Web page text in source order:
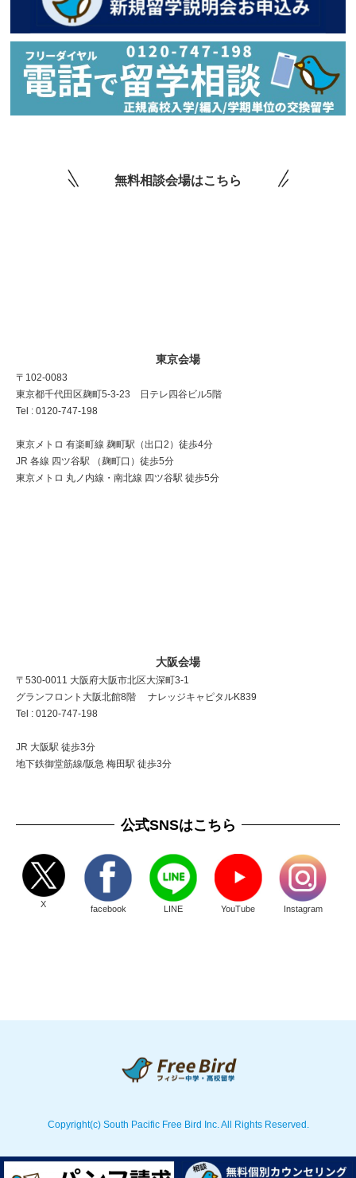
無料相談会場はこちら
東京会場
〒102-0083
東京都千代田区麹町5-3-23 日テレ四谷ビル5階
Tel : 0120-747-198
東京メトロ 有楽町線 麹町駅（出口2）徒歩4分
JR 各線 四ツ谷駅 （麹町口）徒歩5分
東京メトロ 丸ノ内線・南北線 四ツ谷駅 徒歩5分
大阪会場
〒530-0011 大阪府大阪市北区大深町3-1
グランフロント大阪北館8階 ナレッジキャピタルK839
Tel : 0120-747-198
JR 大阪駅 徒歩3分
地下鉄御堂筋線/阪急 梅田駅 徒歩3分
公式SNSはこちら
X facebook LINE YouTube Instagram
Copyright(c) South Pacific Free Bird Inc. All Rights Reserved.